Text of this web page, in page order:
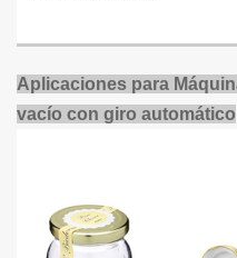
Aplicaciones para
vacío con giro automático